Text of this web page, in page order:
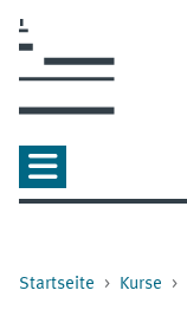
Startseite Kurse